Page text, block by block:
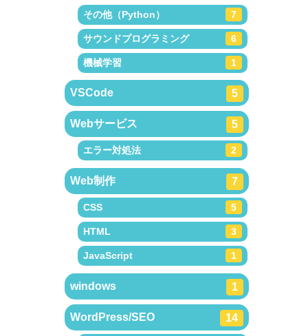
その他（Python） 7
サウンドプログラミング 6
機械学習 1
VSCode 5
Webサービス 5
エラー対処法 2
Web制作 7
CSS 5
HTML 3
JavaScript 1
windows 1
WordPress/SEO 14